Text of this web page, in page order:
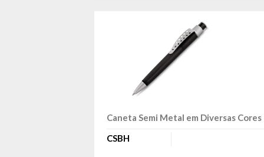
Caneta Semi Metal em Diversas Cores
CSBH